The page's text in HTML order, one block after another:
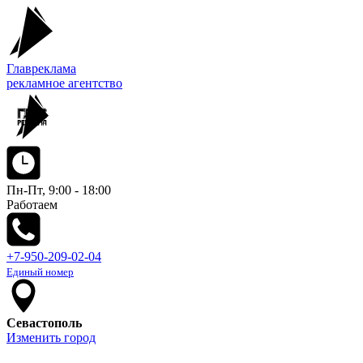
Главреклама
рекламное агентство
Пн-Пт, 9:00 - 18:00
Работаем
+7-950-209-02-04
Единый номер
Севастополь
Изменить город